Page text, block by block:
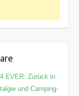
EVER: Zurück in
und Camping-